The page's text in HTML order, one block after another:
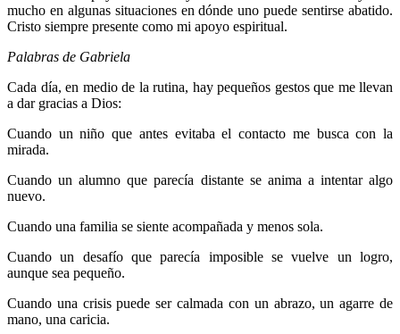
mucho en algunas situaciones en dónde uno puede sentirse abatido.
Cristo siempre presente como mi apoyo espiritual.
Palabras de Gabriela
Cada día, en medio de la rutina, hay pequeños gestos que me llevan
a dar gracias a Dios:
Cuando un niño que antes evitaba el contacto me busca con la
mirada.
Cuando un alumno que parecía distante se anima a intentar algo
nuevo.
Cuando una familia se siente acompañada y menos sola.
Cuando un desafío que parecía imposible se vuelve un logro,
aunque sea pequeño.
Cuando una crisis puede ser calmada con un abrazo, un agarre de
mano, una caricia.